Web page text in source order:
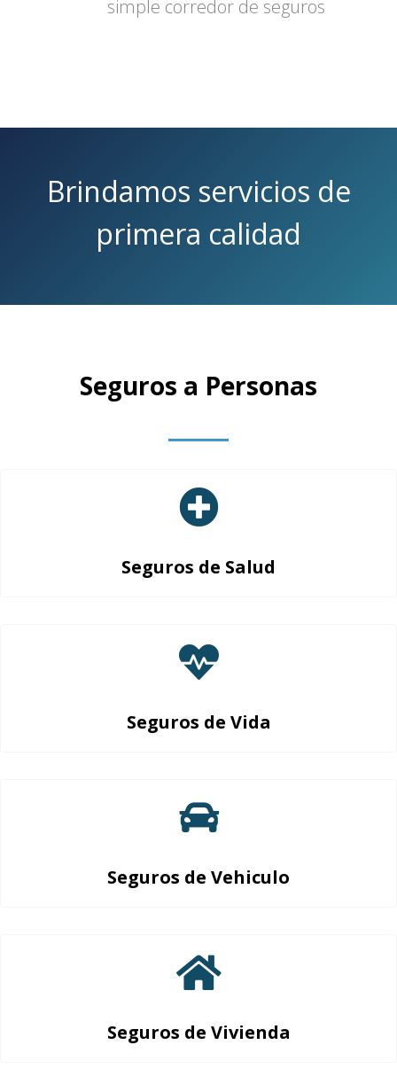
simple corredor de seguros
Brindamos servicios de
primera calidad
Seguros a Personas
Seguros de Salud
Seguros de Vida
Seguros de Vehiculo
Seguros de Vivienda